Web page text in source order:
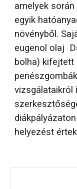
amelyek
egyik
növényből.
eugenol olaj
bolha) kifejtett
vizsgálataikról
helyezést